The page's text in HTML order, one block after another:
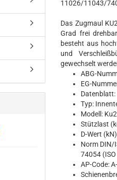
11026/11043/
Das Zugmaul
Grad frei
besteht aus
und
gewechselt
ABG-
EG-
Typ:
Modell:
Stützlast
D-Wert
Norm DIN/
74054
AP-Code: